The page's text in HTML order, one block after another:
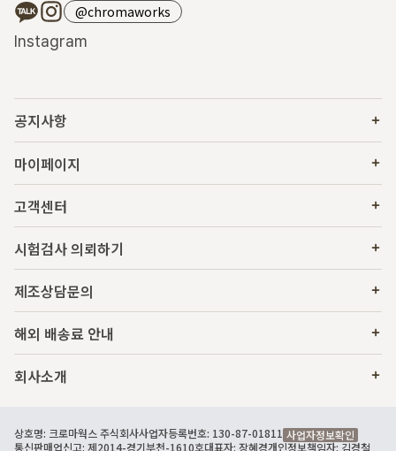
@chromaworks
Instagram
공지사항
마이페이지
고객센터
시험검사 의뢰하기
제조상담문의
해외 배송료 안내
회사소개
상호명: 크로마웍스 주식회사사업자등록번호: 130-87-01811 사업자정보확인
통신판매업신고: 제2014-경기부천-1610호대표자: 장혜경개인정보책임자: 김경철